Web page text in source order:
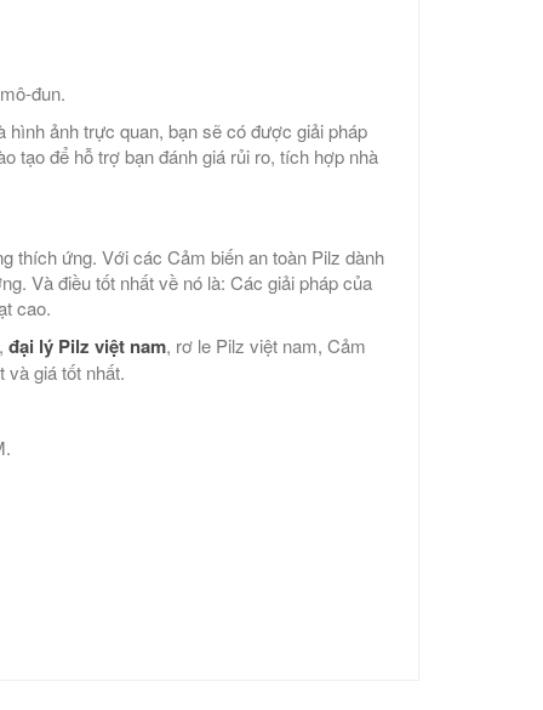
đun.
ảnh trực quan, bạn sẽ có được giải pháp
tạo để hỗ trợ bạn đánh giá rủi ro, tích hợp nhà
thích ứng. Với các Cảm biến an toàn Pilz dành
Và điều tốt nhất về nó là: Các giải pháp của
cao.
đại lý Pilz việt nam, rơ le Pilz việt nam, Cảm
giá tốt nhất.